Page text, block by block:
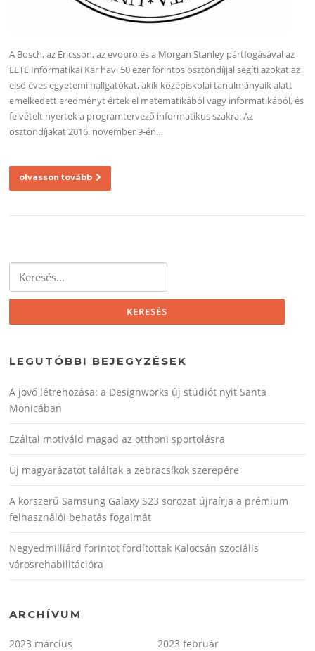
A Bosch, az Ericsson, az evopro és a Morgan Stanley pártfogásával az
ELTE Informatikai Kar havi 50 ezer forintos ösztöndíjjal segíti azokat az
első éves egyetemi hallgatókat, akik középiskolai tanulmányaik alatt
emelkedett eredményt értek el matematikából vagy informatikából, és
felvételt nyertek a programtervező informatikus szakra. Az
ösztöndíjakat 2016. november 9-én…
olvasson tovább
LEGUTÓBBI BEJEGYZÉSEK
A jövő létrehozása: a Designworks új stúdiót nyit Santa
Monicában
Ezáltal motiváld magad az otthoni sportolásra
Új magyarázatot találtak a zebracsíkok szerepére
A korszerű Samsung Galaxy S23 sorozat újraírja a prémium
felhasználói behatás fogalmát
Negyedmilliárd forintot fordítottak Kalocsán szociális
városrehabilitációra
ARCHÍVUM
2023 március
2023 február